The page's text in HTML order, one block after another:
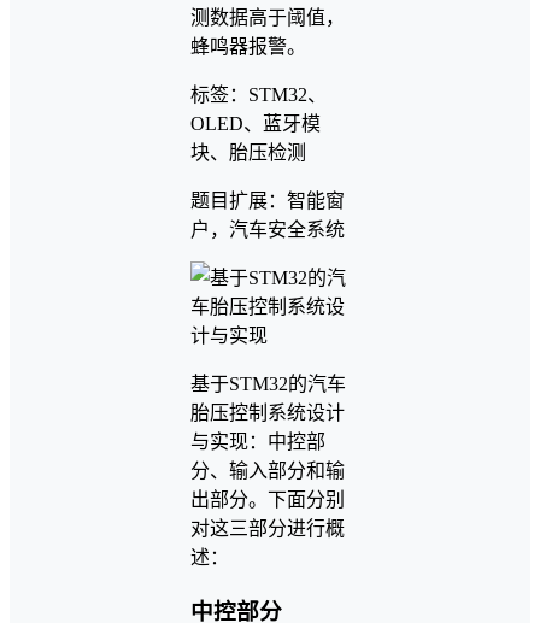
测数据高于阈值，
蜂鸣器报警。
标签：STM32、
OLED、蓝牙模
块、胎压检测
题目扩展：智能窗
户，汽车安全系统
基于STM32的汽车
胎压控制系统设计
与实现：中控部
分、输入部分和输
出部分。下面分别
对这三部分进行概
述：
中控部分